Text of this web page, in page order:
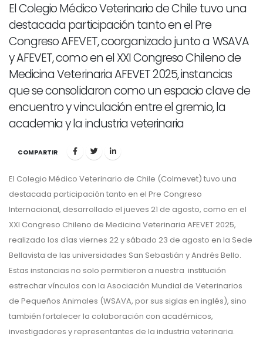
El Colegio Médico Veterinario de Chile tuvo una
destacada participación tanto en el Pre
Congreso AFEVET, coorganizado junto a WSAVA
y AFEVET, como en el XXI Congreso Chileno de
Medicina Veterinaria AFEVET 2025, instancias
que se consolidaron como un espacio clave de
encuentro y vinculación entre el gremio, la
academia y la industria veterinaria
COMPARTIR
El Colegio Médico Veterinario de Chile (Colmevet) tuvo una
destacada participación tanto en el Pre Congreso
Internacional, desarrollado el jueves 21 de agosto, como en el
XXI Congreso Chileno de Medicina Veterinaria AFEVET 2025,
realizado los días viernes 22 y sábado 23 de agosto en la Sede
Bellavista de las universidades San Sebastián y Andrés Bello.
Estas instancias no solo permitieron a nuestra institución
estrechar vínculos con la Asociación Mundial de Veterinarios
de Pequeños Animales (WSAVA, por sus siglas en inglés), sino
también fortalecer la colaboración con académicos,
investigadores y representantes de la industria veterinaria.